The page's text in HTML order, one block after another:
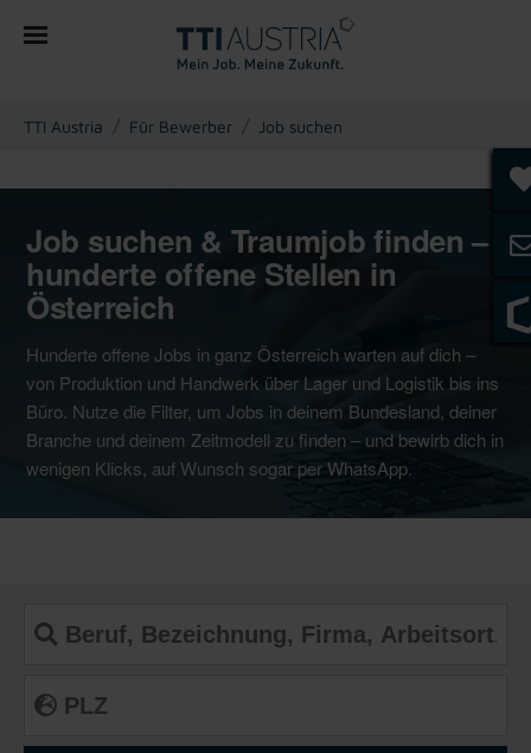
You are here:
TTI Austria Für Bewerber Job suchen
Job suchen & Traumjob finden –
hunderte offene Stellen in
Österreich
Hunderte offene Jobs in ganz Österreich warten auf dich –
von Produktion und Handwerk über Lager und Logistik bis ins
Büro. Nutze die Filter, um Jobs in deinem Bundesland, deiner
Branche und deinem Zeitmodell zu finden – und bewirb dich in
wenigen Klicks, auf Wunsch sogar per WhatsApp.